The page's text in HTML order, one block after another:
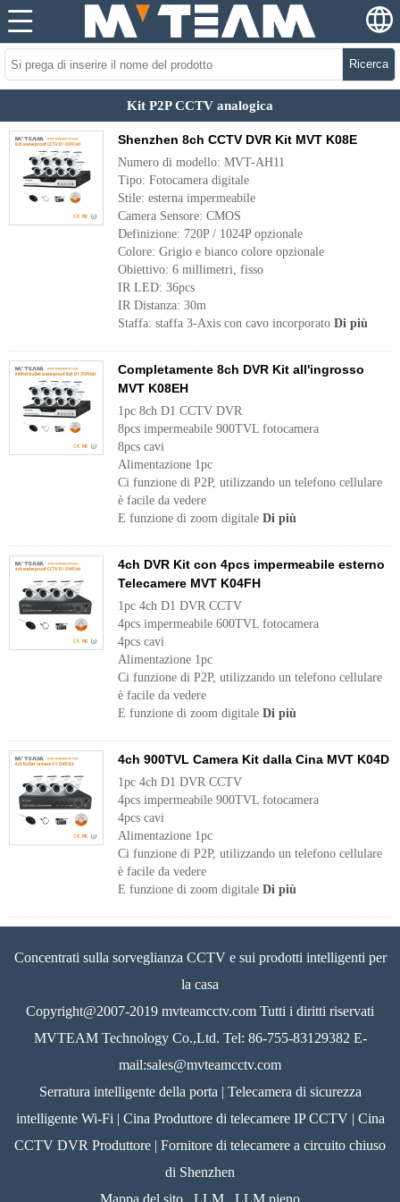
Ricerca
Kit P2P CCTV analogica
Shenzhen 8ch CCTV DVR Kit MVT K08E
Numero di modello: MVT-AH11
Tipo: Fotocamera digitale
Stile: esterna impermeabile
Camera Sensore: CMOS
Definizione: 720P / 1024P opzionale
Colore: Grigio e bianco colore opzionale
Obiettivo: 6 millimetri, fisso
IR LED: 36pcs
IR Distanza: 30m
Staffa: staffa 3-Axis con cavo incorporato Di più
Completamente 8ch DVR Kit all'ingrosso
MVT K08EH
1pc 8ch D1 CCTV DVR
8pcs impermeabile 900TVL fotocamera
8pcs cavi
Alimentazione 1pc
Ci funzione di P2P, utilizzando un telefono cellulare
è facile da vedere
E funzione di zoom digitale Di più
4ch DVR Kit con 4pcs impermeabile esterno
Telecamere MVT K04FH
1pc 4ch D1 DVR CCTV
4pcs impermeabile 600TVL fotocamera
4pcs cavi
Alimentazione 1pc
Ci funzione di P2P, utilizzando un telefono cellulare
è facile da vedere
E funzione di zoom digitale Di più
4ch 900TVL Camera Kit dalla Cina MVT K04D
1pc 4ch D1 DVR CCTV
4pcs impermeabile 900TVL fotocamera
4pcs cavi
Alimentazione 1pc
Ci funzione di P2P, utilizzando un telefono cellulare
è facile da vedere
E funzione di zoom digitale Di più
Concentrati sulla sorveglianza CCTV e sui prodotti intelligenti per
la casa
Copyright@2007-2019 mvteamcctv.com Tutti i diritti riservati
MVTEAM Technology Co.,Ltd. Tel: 86-755-83129382 E-
mail:sales@mvteamcctv.com
Serratura intelligente della porta | Telecamera di sicurezza
intelligente Wi-Fi | Cina Produttore di telecamere IP CCTV | Cina
CCTV DVR Produttore | Fornitore di telecamere a circuito chiuso
di Shenzhen
Mappa del sito
LLM LLM pieno